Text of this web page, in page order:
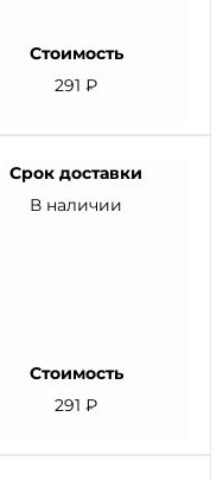
Стоимость
291 ₽
Срок доставки
В наличии
Стоимость
291 ₽